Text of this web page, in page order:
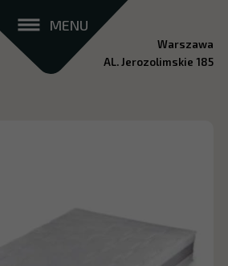
MENU
Warszawa
AL. Jerozolimskie 185